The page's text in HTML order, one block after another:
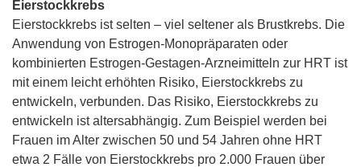
Eierstockkrebs
Eierstockkrebs ist selten – viel seltener als Brustkrebs. Die
Anwendung von Estrogen-Monopräparaten oder
kombinierten Estrogen-Gestagen-Arzneimitteln zur HRT ist
mit einem leicht erhöhten Risiko, Eierstockkrebs zu
entwickeln, verbunden. Das Risiko, Eierstockkrebs zu
entwickeln ist altersabhängig. Zum Beispiel werden bei
Frauen im Alter zwischen 50 und 54 Jahren ohne HRT
etwa 2 Fälle von Eierstockkrebs pro 2.000 Frauen über